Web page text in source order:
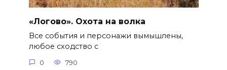
«Логово». Охота на волка
Все события и персонажи вымышлены,
любое сходство с
0 790